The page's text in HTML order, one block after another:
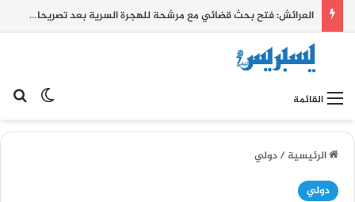
العرائش: فتح بحث قضائي مع مرشحة للهجرة السرية بعد تصريحات زائفة واتهامات كيدية بشأن أحداث الفنيدق وسبتة
القائمة
الرئيسية/دولي
دولي